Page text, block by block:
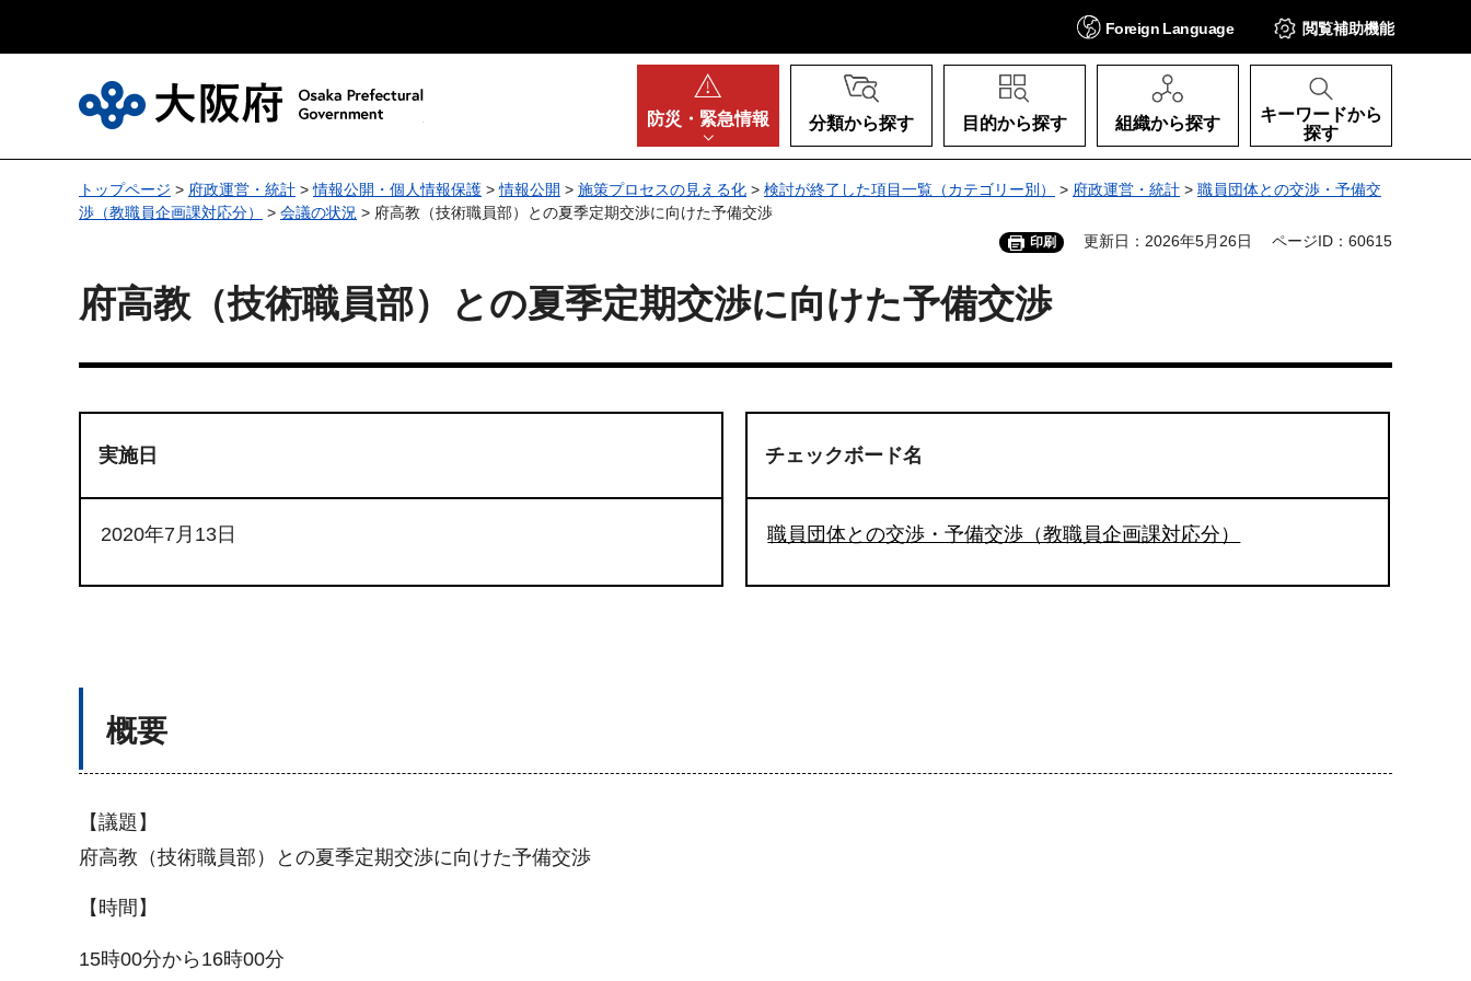
Foreign Language 閲覧補助機能
防災・ 緊急情報 分類から探す 目的から探す 組織から探す
キーワードから
探す
トップページ > 府政運営・統計 >情報公開・個人情報保護 >情報公開 > 施策プロセスの見える化 > 検討が終了した項目一覧（カテゴリー別） > 府政運営・統計 > 職員団体との交渉・予備交
渉（教職員企画課対応分）
> 会議の状況 > 府高教（技術職員部）との夏季定期交渉に向けた予備交渉
印刷 更新日：2026年5月26日 ページID：60615
府高教（技術職員部）との夏季定期交渉に向けた予備交渉
実施日
2020年7月13日
チェックボード名
職員団体との交渉・予備交渉（教職員企画課対応分）
概要
【議題】
府高教（技術職員部）との夏季定期交渉に向けた予備交渉
【時間】
15時00分から16時00分